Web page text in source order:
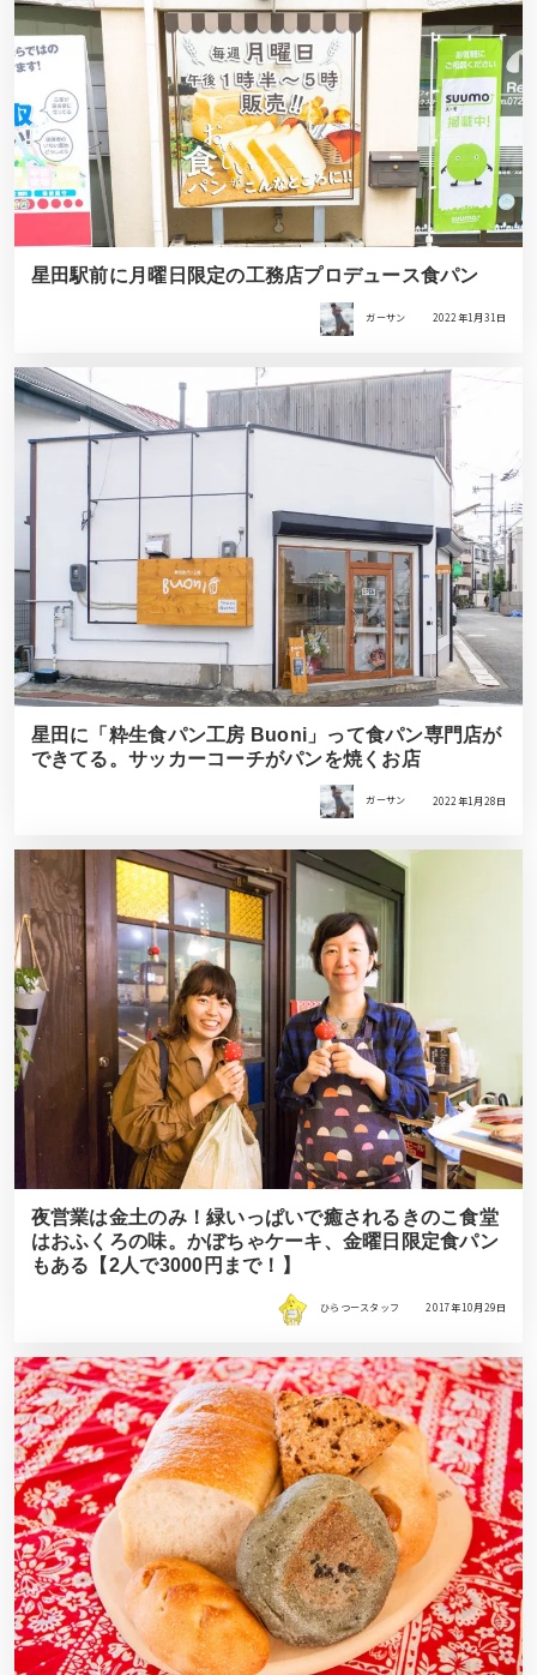
星田駅前に月曜日限定の工務店プロデュース食パン
ガーサン 2022年1月31日
星田に「粋生食パン工房 Buoni」って食パン専門店が
できてる。サッカーコーチがパンを焼くお店
ガーサン 2022年1月28日
夜営業は金土のみ！緑いっぱいで癒されるきのこ食堂
はおふくろの味。かぼちゃケーキ、金曜日限定食パン
もある【2人で3000円まで！】
ひらつースタッフ 2017年10月29日